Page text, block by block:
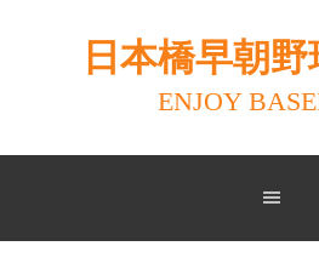
日本橋早朝
ENJOY